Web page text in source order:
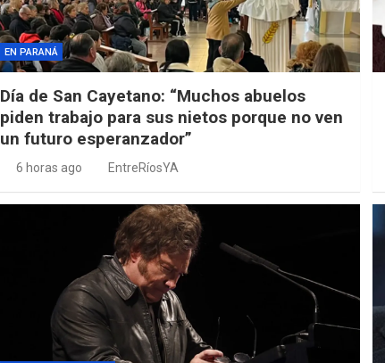
EN PARANÁ
Día de San Cayetano: “Muchos abuelos
piden trabajo para sus nietos porque no ven
un futuro esperanzador”
6 horas ago EntreRíosYA